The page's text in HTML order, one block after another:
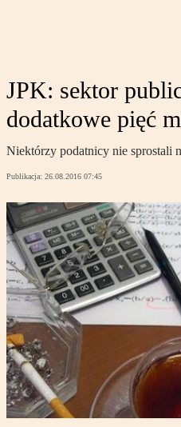
JPK: sektor
dodatkowe pięć
Niektórzy podatnicy nie sprostali
Publikacja: 26.08.2016 07:45